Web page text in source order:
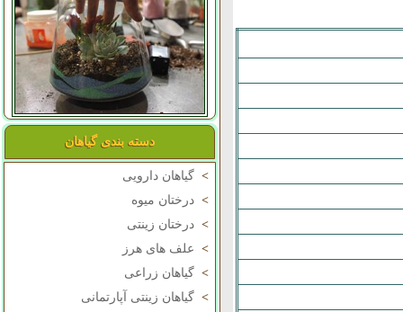
دسته بندی گیاهان
> گیاهان دارویی
> درختان میوه
> درختان زینتی
> علف های هرز
> گیاهان زراعی
> گیاهان زینتی آپارتمانی